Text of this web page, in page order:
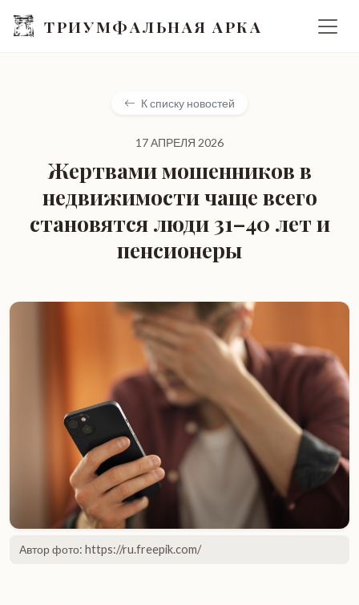
ТРИУМФАЛЬНАЯ АРКА
К списку новостей
17 АПРЕЛЯ 2026
Жертвами мошенников в
недвижимости чаще всего
становятся люди 31–40 лет и
пенсионеры
Автор фото: https://ru.freepik.com/